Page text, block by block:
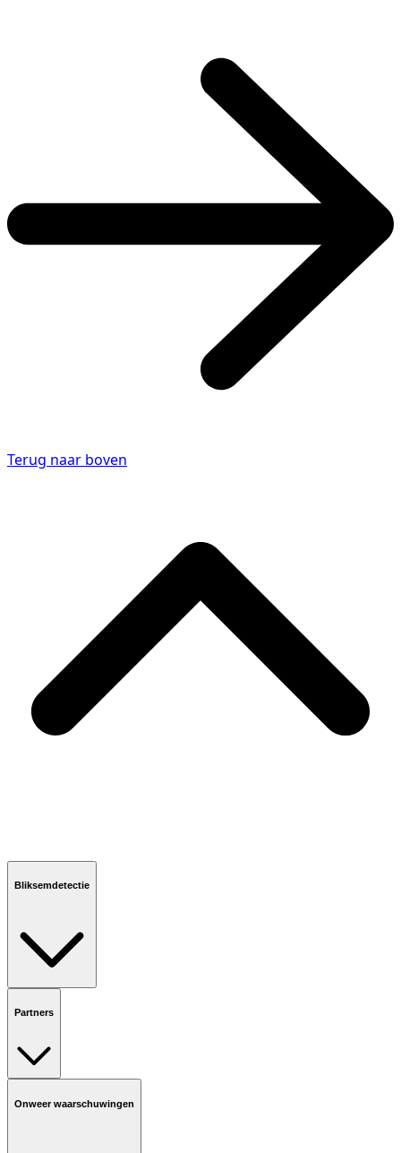
Terug naar boven
Bliksemdetectie
Partners
Onweer waarschuwingen